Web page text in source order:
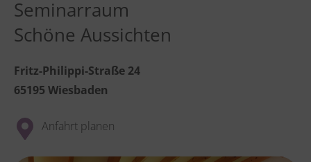
Seminarraum
Schöne Aussichten
Fritz-Philippi-Straße 24
65195 Wiesbaden
Anfahrt planen